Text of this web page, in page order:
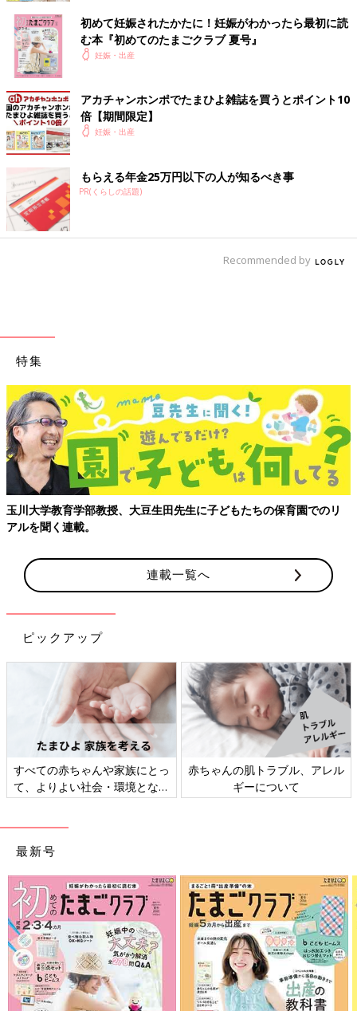
初めて妊娠されたかたに！妊娠がわかったら最初に読
む本『初めてのたまごクラブ 夏号』
妊娠・出産
アカチャンホンポでたまひよ雑誌を買うとポイント10
倍【期間限定】
妊娠・出産
もらえる年金25万円以下の人が知るべき事
PR(くらしの話題)
Recommended by
特集
玉川大学教育学部教授、大豆生田先生に子どもたちの保育園でのリ
アルを聞く連載。
連載一覧へ
ピックアップ
すべての赤ちゃんや家族にとっ
て、よりよい社会・環境となる
赤ちゃんの肌トラブル、アレル
ギーについて
最新号